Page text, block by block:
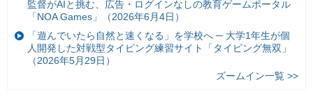
監督がAIと挑む、広告・ログインなしの教育ゲームポータル
「NOA Games」（2026年6月4日）
「遊んでいたら自然と速くなる」を学校へ ─ 大学1年生が個
人開発した対戦型タイピング練習サイト「タイピング無双」
（2026年5月29日）
ズームイン一覧 >>